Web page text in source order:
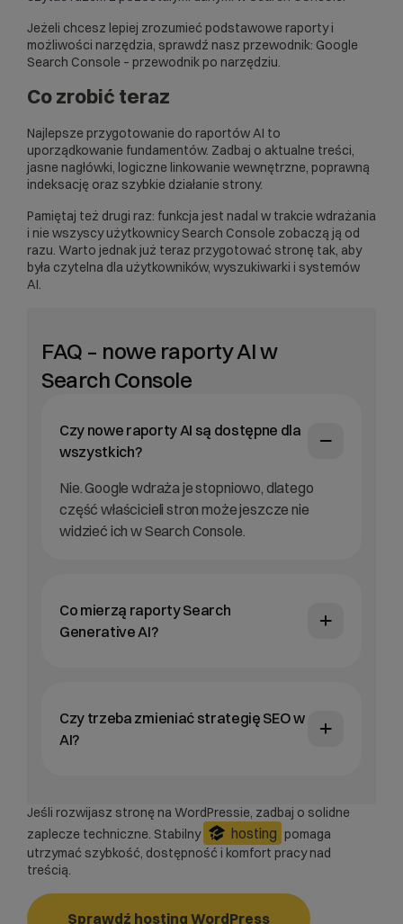
Jeżeli chcesz lepiej zrozumieć podstawowe raporty i
możliwości narzędzia, sprawdź nasz przewodnik: Google
Search Console – przewodnik po narzędziu
Co zrobić teraz
Najlepsze przygotowanie do raportów AI to
uporządkowanie fundamentów. Zadbaj o aktualne treści,
jasne nagłówki, logiczne linkowanie wewnętrzne, poprawną
indeksację oraz szybkie działanie strony.
Pamiętaj też drugi raz: funkcja jest nadal w trakcie wdrażania
i nie wszyscy użytkownicy Search Console zobaczą ją od
razu. Warto jednak już teraz przygotować stronę tak, aby
była czytelna dla użytkowników, wyszukiwarki i systemów
AI.
FAQ – nowe raporty AI w
Search Console
Czy nowe raporty AI są dostępne dla
wszystkich?
Nie. Google wdraża je stopniowo, dlatego
część właścicieli stron może jeszcze nie
widzieć ich w Search Console.
Co mierzą raporty Search
Generative AI?
Czy trzeba zmieniać strategię SEO w
AI?
Jeśli rozwijasz stronę na WordPressie, zadbaj o solidne
zaplecze techniczne. Stabilny
hosting pomaga
utrzymać szybkość, dostępność i komfort pracy nad
treścią.
Sprawdź hosting WordPress